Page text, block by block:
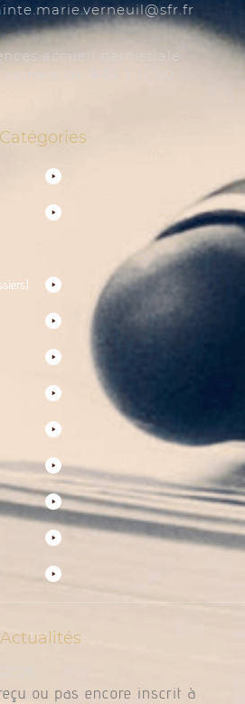
rf.rfs
accueil paroissiale
de 9:30 à 12:00
Catégories
Actualités
reçu ou pas encore inscrit à